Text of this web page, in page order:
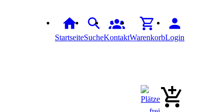
StartseiteSucheKontaktWarenkorbLogin